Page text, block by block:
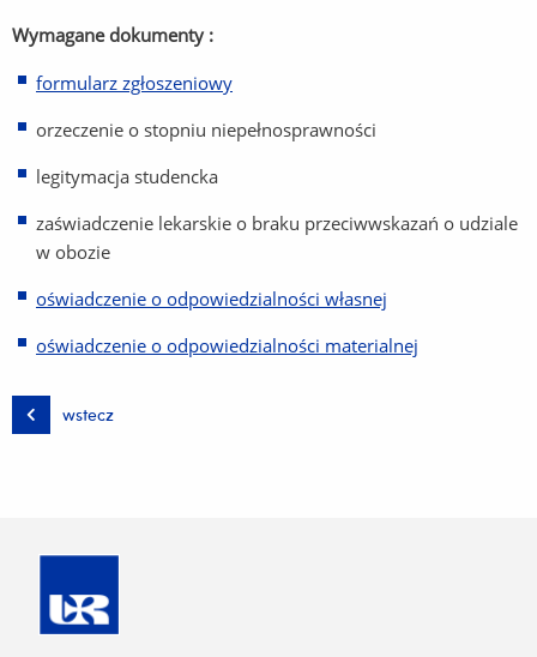
Wymagane dokumenty :
formularz zgłoszeniowy
orzeczenie o stopniu niepełnosprawności
legitymacja studencka
zaświadczenie lekarskie o braku przeciwwskazań o udziale
w obozie
oświadczenie o odpowiedzialności własnej
oświadczenie o odpowiedzialności materialnej
wstecz